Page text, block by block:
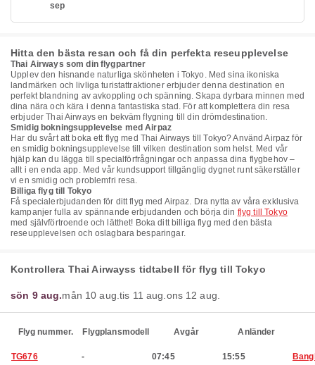
sep
Hitta den bästa resan och få din perfekta reseupplevelse
Thai Airways som din flygpartner
Upplev den hisnande naturliga skönheten i Tokyo. Med sina ikoniska
landmärken och livliga turistattraktioner erbjuder denna destination en
perfekt blandning av avkoppling och spänning. Skapa dyrbara minnen med
dina nära och kära i denna fantastiska stad. För att komplettera din resa
erbjuder Thai Airways en bekväm flygning till din drömdestination.
Smidig bokningsupplevelse med Airpaz
Har du svårt att boka ett flyg med Thai Airways till Tokyo? Använd Airpaz för
en smidig bokningsupplevelse till vilken destination som helst. Med vår
hjälp kan du lägga till specialförfrågningar och anpassa dina flygbehov –
allt i en enda app. Med vår kundsupport tillgänglig dygnet runt säkerställer
vi en smidig och problemfri resa.
Billiga flyg till Tokyo
Få specialerbjudanden för ditt flyg med Airpaz. Dra nytta av våra exklusiva
kampanjer fulla av spännande erbjudanden och börja din flyg till Tokyo
med självförtroende och lätthet! Boka ditt billiga flyg med den bästa
reseupplevelsen och oslagbara besparingar.
Kontrollera Thai Airwayss tidtabell för flyg till Tokyo
sön 9 aug.mån 10 aug. tis 11 aug. ons 12 aug.
Flyg nummer. Flygplansmodell Avgår Anländer
TG676 - 07:45 15:55